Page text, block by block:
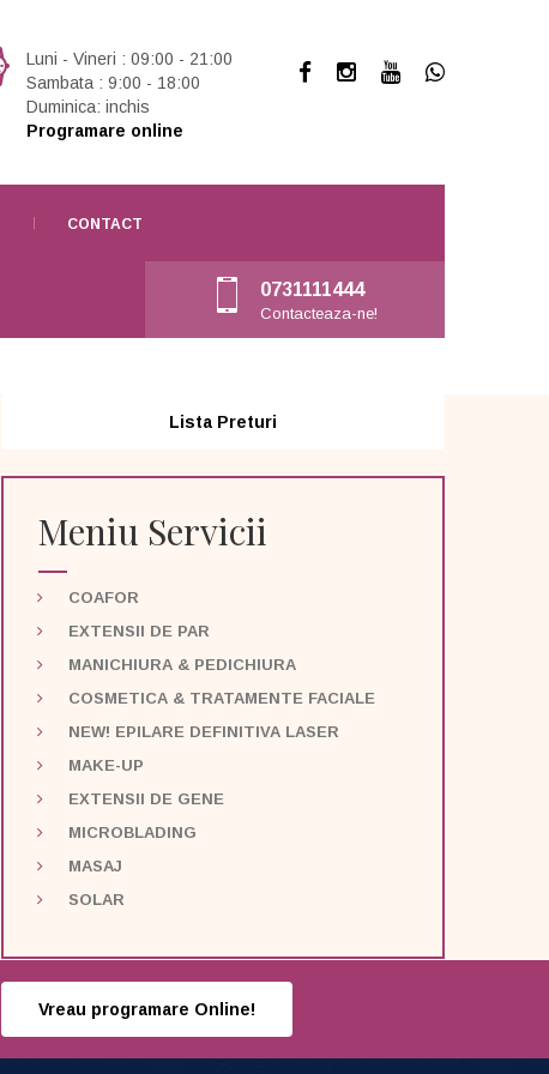
Luni - Vineri : 09:00 - 21:00
Sambata : 9:00 - 18:00
Duminica: inchis
Programare online
CONTACT
0731111444
Contacteaza-ne!
Lista Preturi
Meniu Servicii
COAFOR
EXTENSII DE PAR
MANICHIURA & PEDICHIURA
COSMETICA & TRATAMENTE FACIALE
NEW! EPILARE DEFINITIVA LASER
MAKE-UP
EXTENSII DE GENE
MICROBLADING
MASAJ
SOLAR
Vreau programare Online!